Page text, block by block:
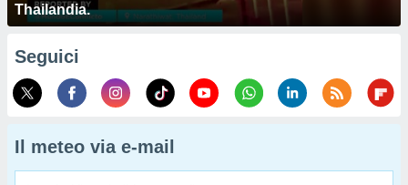
Thailandia.
Seguici
Il meteo via e-mail